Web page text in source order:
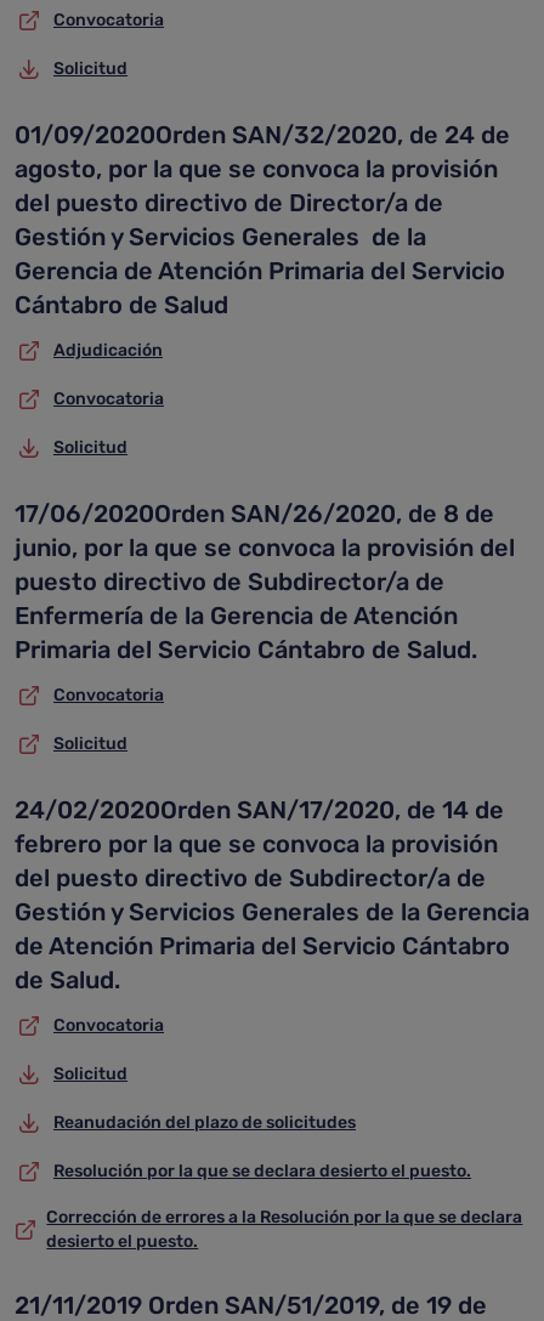
Convocatoria
Solicitud
01/09/2020Orden SAN/32/2020, de 24 de
agosto, por la que se convoca la provisión
del puesto directivo de Director/a de
Gestión y Servicios Generales de la
Gerencia de Atención Primaria del Servicio
Cántabro de Salud
Adjudicación
Convocatoria
Solicitud
17/06/2020Orden SAN/26/2020, de 8 de
junio, por la que se convoca la provisión del
puesto directivo de Subdirector/a de
Enfermería de la Gerencia de Atención
Primaria del Servicio Cántabro de Salud.
Convocatoria
Solicitud
24/02/2020Orden SAN/17/2020, de 14 de
febrero por la que se convoca la provisión
del puesto directivo de Subdirector/a de
Gestión y Servicios Generales de la Gerencia
de Atención Primaria del Servicio Cántabro
de Salud.
Convocatoria
Solicitud
Reanudación del plazo de solicitudes
Resolución por la que se declara desierto el puesto.
Corrección de errores a la Resolución por la que se declara
desierto el puesto.
21/11/2019 Orden SAN/51/2019, de 19 de